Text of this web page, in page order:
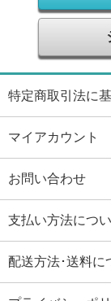
特定商取引法に
マイアカウント
お問い合わせ
支払い方法につ
配送方法･送料に